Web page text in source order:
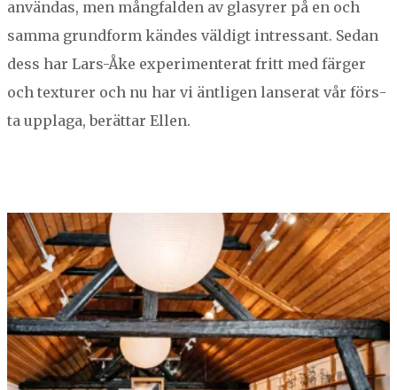
använ­das, men mång­falden av glasyr­er på en och
sam­ma grund­form kän­des väldigt intres­sant. Sedan
dess har Lars-Åke exper­i­menter­at fritt med färg­er
och tex­tur­er och nu har vi äntli­gen lanser­at vår förs­
ta uppla­ga, berät­tar Ellen.